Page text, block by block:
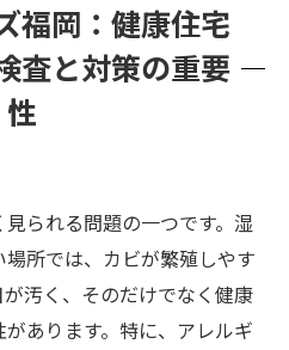
福岡：健康住宅
査と対策の重要
性
られる問題の一つです。湿
所では、カビが繁殖しやす
汚く、そのだけでなく健康
あります。特に、アレルギ